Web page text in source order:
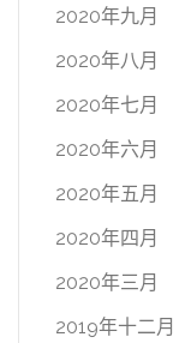
2020年九月
2020年八月
2020年七月
2020年六月
2020年五月
2020年四月
2020年三月
2019年十二月